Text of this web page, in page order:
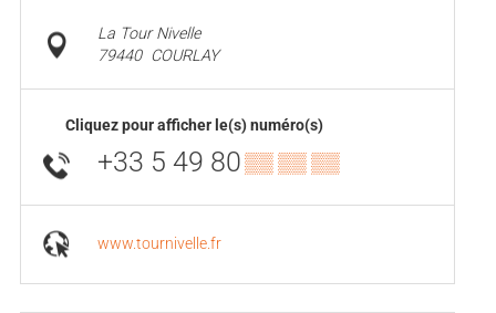
La Tour Nivelle
79440 COURLAY
Cliquez pour afficher le(s) numéro(s)
+33 5 49 80▒▒ ▒▒ ▒▒
www.tournivelle.fr